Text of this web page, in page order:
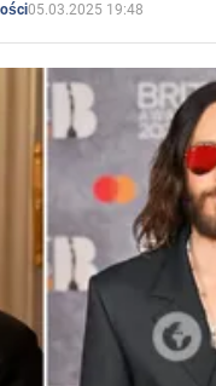
05.03.2025 19:48